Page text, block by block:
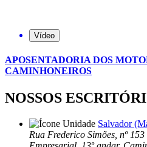
Vídeo
APOSENTADORIA DOS
CAMINHONEIROS
NOSSOS
Salvador
Rua Frederico Simões, nº